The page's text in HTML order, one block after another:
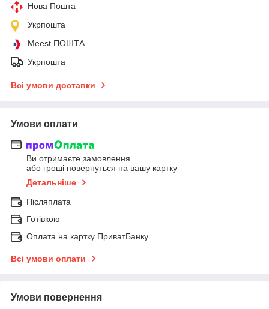
Нова Пошта
Укрпошта
Meest ПОШТА
Укрпошта
Всі умови доставки
Умови оплати
Ви отримаєте замовлення
або гроші повернуться на вашу картку
Детальніше
Післяплата
Готівкою
Оплата на картку ПриватБанку
Всі умови оплати
Умови повернення